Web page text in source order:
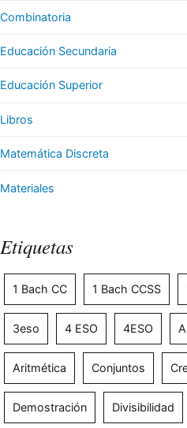
Combinatoria
Educación Secundaria
Educación Superior
Libros
Matemática Discreta
Materiales
Etiquetas
1 Bach CC 1 Bach CCSS
3eso 4 ESO 4ESO
Aritmética Conjuntos
Demostración Divisibilidad